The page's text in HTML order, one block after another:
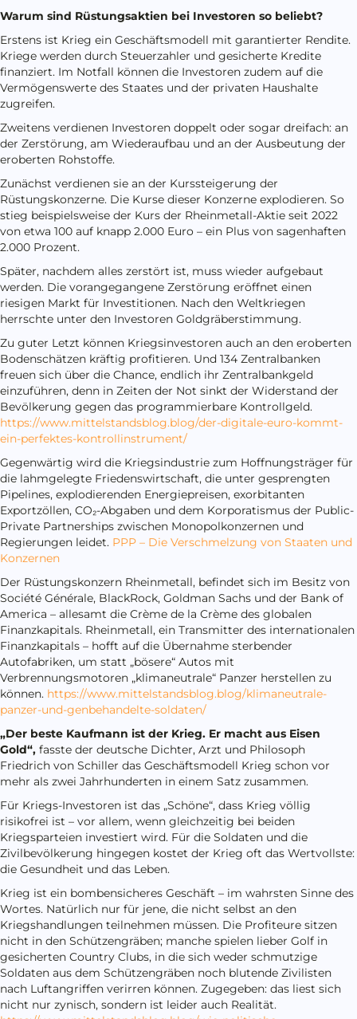
Warum sind Rüstungsaktien bei Investoren so beliebt?
Erstens ist Krieg ein Geschäftsmodell mit garantierter Rendite.
Kriege werden durch Steuerzahler und gesicherte Kredite
finanziert. Im Notfall können die Investoren zudem auf die
Vermögenswerte des Staates und der privaten Haushalte
zugreifen.
Zweitens verdienen Investoren doppelt oder sogar dreifach: an
der Zerstörung, am Wiederaufbau und an der Ausbeutung der
eroberten Rohstoffe.
Zunächst verdienen sie an der Kurssteigerung der
Rüstungskonzerne. Die Kurse dieser Konzerne explodieren. So
stieg beispielsweise der Kurs der Rheinmetall-Aktie seit 2022
von etwa 100 auf knapp 2.000 Euro – ein Plus von sagenhaften
2.000 Prozent.
Später, nachdem alles zerstört ist, muss wieder aufgebaut
werden. Die vorangegangene Zerstörung eröffnet einen
riesigen Markt für Investitionen. Nach den Weltkriegen
herrschte unter den Investoren Goldgräberstimmung.
Zu guter Letzt können Kriegsinvestoren auch an den eroberten
Bodenschätzen kräftig profitieren. Und 134 Zentralbanken
freuen sich über die Chance, endlich ihr Zentralbankgeld
einzuführen, denn in Zeiten der Not sinkt der Widerstand der
Bevölkerung gegen das programmierbare Kontrollgeld.
https://www.mittelstandsblog.blog/der-digitale-euro-kommt-
ein-perfektes-kontrollinstrument/
Gegenwärtig wird die Kriegsindustrie zum Hoffnungsträger für
die lahmgelegte Friedenswirtschaft, die unter gesprengten
Pipelines, explodierenden Energiepreisen, exorbitanten
Exportzöllen, CO₂-Abgaben und dem Korporatismus der Public-
Private Partnerships zwischen Monopolkonzernen und
Regierungen leidet. PPP – Die Verschmelzung von Staaten und
Konzernen
Der Rüstungskonzern Rheinmetall, befindet sich im Besitz von
Société Générale, BlackRock, Goldman Sachs und der Bank of
America – allesamt die Crème de la Crème des globalen
Finanzkapitals. Rheinmetall, ein Transmitter des internationalen
Finanzkapitals – hofft auf die Übernahme sterbender
Autofabriken, um statt „bösere“ Autos mit
Verbrennungsmotoren „klimaneutrale“ Panzer herstellen zu
können. https://www.mittelstandsblog.blog/klimaneutrale-
panzer-und-genbehandelte-soldaten/
„Der beste Kaufmann ist der Krieg. Er macht aus Eisen
Gold“, fasste der deutsche Dichter, Arzt und Philosoph
Friedrich von Schiller das Geschäftsmodell Krieg schon vor
mehr als zwei Jahrhunderten in einem Satz zusammen.
Für Kriegs-Investoren ist das „Schöne“, dass Krieg völlig
risikofrei ist – vor allem, wenn gleichzeitig bei beiden
Kriegsparteien investiert wird. Für die Soldaten und die
Zivilbevölkerung hingegen kostet der Krieg oft das Wertvollste:
die Gesundheit und das Leben.
Krieg ist ein bombensicheres Geschäft – im wahrsten Sinne des
Wortes. Natürlich nur für jene, die nicht selbst an den
Kriegshandlungen teilnehmen müssen. Die Profiteure sitzen
nicht in den Schützengräben; manche spielen lieber Golf in
gesicherten Country Clubs, in die sich weder schmutzige
Soldaten aus dem Schützengräben noch blutende Zivilisten
nach Luftangriffen verirren können. Zugegeben: das liest sich
nicht nur zynisch, sondern ist leider auch Realität.